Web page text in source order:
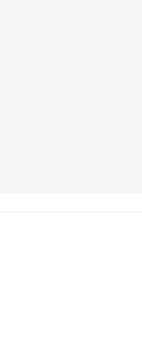
드 결제 가능